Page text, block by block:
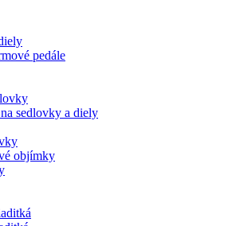
pedále
sedlovky a diely
objímky